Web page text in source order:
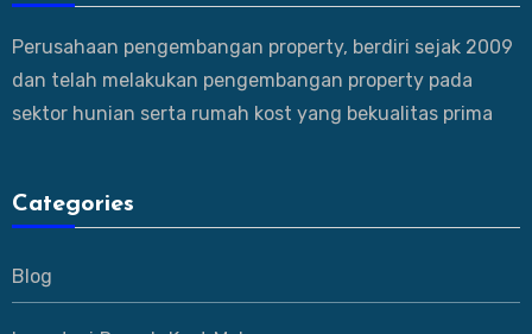
Perusahaan pengembangan property, berdiri sejak 2009
dan telah melakukan pengembangan property pada
sektor hunian serta rumah kost yang bekualitas prima
Categories
Blog